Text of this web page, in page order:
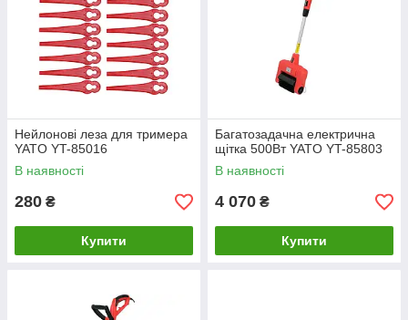
Нейлонові леза для тримера
YATO YT-85016
В наявності
280 ₴
Купити
Багатозадачна електрична
щітка 500Вт YATO YT-85803
В наявності
4 070 ₴
Купити